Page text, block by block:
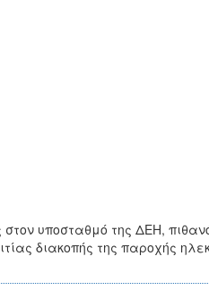
υποσταθμό της ΔΕΗ,
διακοπής της παροχής